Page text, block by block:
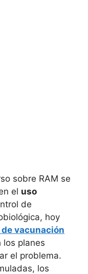
sobre RAM se
el uso
de
hoy
vacunación
los planes
el problema.
los